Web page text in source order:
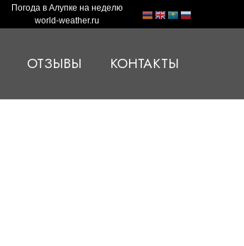
Погода в Алупке на неделю
world-weather.ru
ОТЗЫВЫ КОНТАКТЫ